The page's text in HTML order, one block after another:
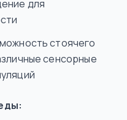
для
стоячего
сенсорные